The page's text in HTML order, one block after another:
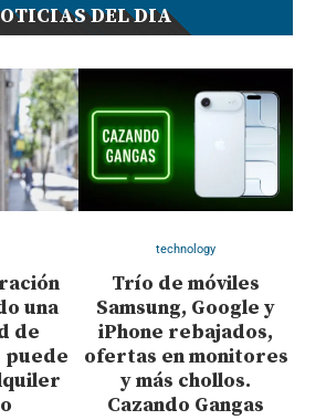
DEL DIA
una
de
technology
Trío de móviles
Samsung, Google y
iPhone rebajados,
ofertas en monitores
y más chollos.
Cazando Gangas